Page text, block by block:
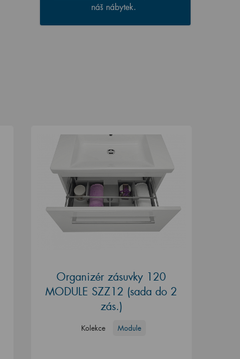
náš nábytek.
Organizér zásuvky 120
MODULE SZZ12 (sada do 2
zás.)
Kolekce Module